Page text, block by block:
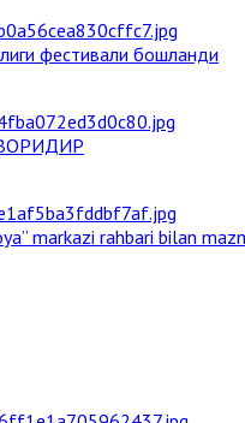
фестивали бошланди
markazi rahbari bilan